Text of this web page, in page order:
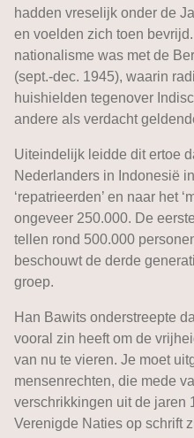
hadden vreselijk onder de
en voelden zich toen
nationalisme was met de
(sept.-dec. 1945), waarin
huishielden tegenover
andere als verdacht
Uiteindelijk leidde dit ertoe
Nederlanders in Indonesië
‘repatrieerden’ en naar het
ongeveer 250.000. De
tellen rond 500.000
beschouwt de derde
groep.
Han Bawits onderstreepte
vooral zin heeft om de
van nu te vieren. Je moet
mensenrechten, die mede
verschrikkingen uit de jaren
Verenigde Naties op schrift